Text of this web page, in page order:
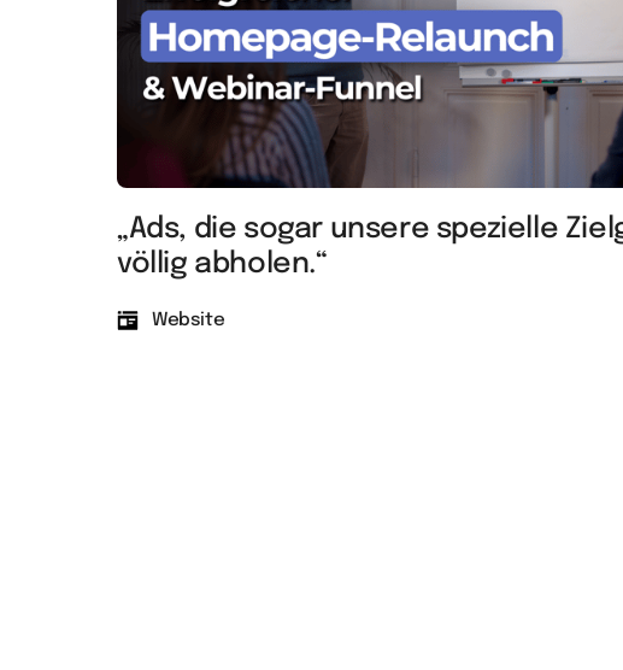
„Ads, die sogar unsere spezielle
völlig abholen.“
Website